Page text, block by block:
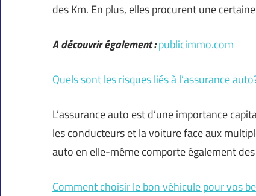
des Km. En plus, elles procurent une
A découvrir également :publicimmo.com
Quels sont les risques liés à l’assurance
L’assurance auto est d’une importance
les conducteurs et la voiture face aux
auto en elle-même comporte également
Comment choisir le bon véhicule pour vos